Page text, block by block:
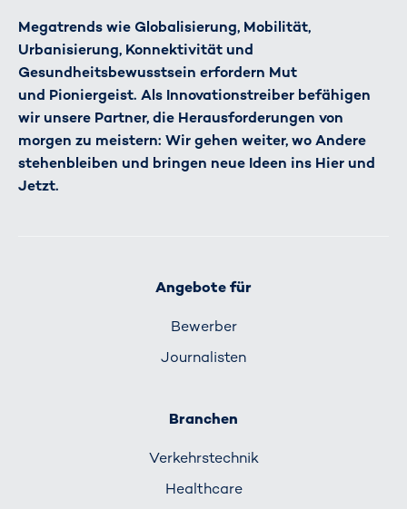
Megatrends wie Globalisierung, Mobilität,
Urbanisierung, Konnektivität und
Gesundheitsbewusstsein erfordern Mut
und Pioniergeist. Als Innovationstreiber befähigen
wir unsere Partner, die Herausforderungen von
morgen zu meistern: Wir gehen weiter, wo Andere
stehenbleiben und bringen neue Ideen ins Hier und
Jetzt.
Angebote für
Bewerber
Journalisten
Branchen
Verkehrs­technik
Healthcare